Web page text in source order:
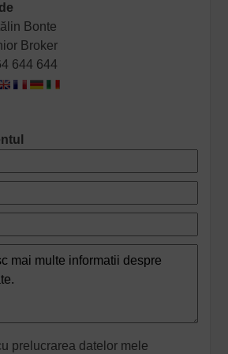
Bonte
Broker
644 644
prelucrarea datelor mele